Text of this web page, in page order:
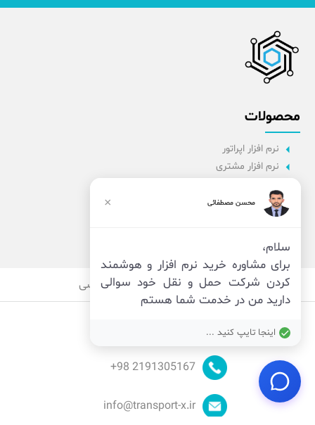
محصولات
نرم افزار اپراتور
نرم افزار مشتری
نرم افزار راننده
پنل مدیریت
قوانین امنیت حریم خصوصی
2191305167
98+
info@transport-x.ir
محسن مصطفائی ×
سلام،
برای مشاوره خرید نرم افزار و هوشمند
کردن شرکت حمل و نقل خود سوالی
دارید من در خدمت شما هستم
اینجا تایپ کنید ...